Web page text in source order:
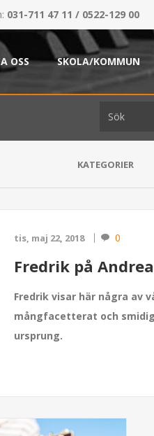
031-711 47 11 / 0522-129 00
OSS SKOLA/KOMMUN
tis, maj 22, 2018 0
Fredrik på
Fredrik visar här några av
mångfacetterat och
ursprung.
KATEGORIER